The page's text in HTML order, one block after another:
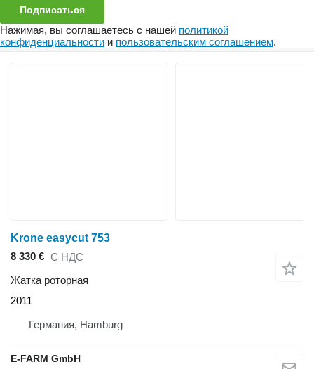
Подписаться
Нажимая, вы соглашаетесь с нашей политикой
конфиденциальности и пользовательским соглашением.
Krone easycut 753
8 330 € С НДС
Жатка роторная
2011
Германия, Hamburg
E-FARM GmbH